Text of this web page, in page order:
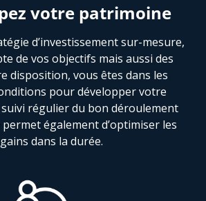
votre patrimoine
d’investissement sur-mesure,
de vos objectifs mais aussi des
disposition, vous êtes dans les
pour développer votre
régulier du bon déroulement
également d’optimiser les
gains dans la durée.